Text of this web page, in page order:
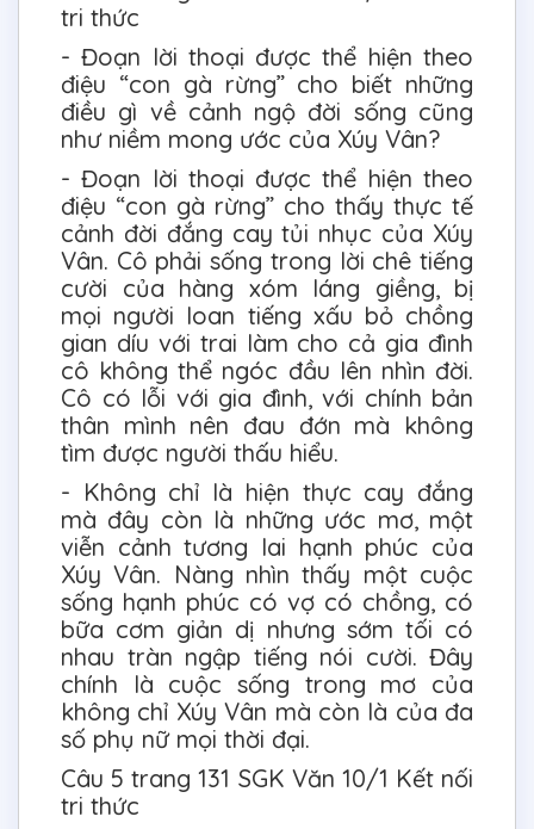
tri thức
- Đoạn lời thoại được thể hiện theo
điệu “con gà rừng” cho biết những
điều gì về cảnh ngộ đời sống cũng
như niềm mong ước của Xúy Vân?
- Đoạn lời thoại được thể hiện theo
điệu “con gà rừng” cho thấy thực tế
cảnh đời đắng cay tủi nhục của Xúy
Vân. Cô phải sống trong lời chê tiếng
cười của hàng xóm láng giềng, bị
mọi người loan tiếng xấu bỏ chồng
gian díu với trai làm cho cả gia đình
cô không thể ngóc đầu lên nhìn đời.
Cô có lỗi với gia đình, với chính bản
thân mình nên đau đớn mà không
tìm được người thấu hiểu.
- Không chỉ là hiện thực cay đắng
mà đây còn là những ước mơ, một
viễn cảnh tương lai hạnh phúc của
Xúy Vân. Nàng nhìn thấy một cuộc
sống hạnh phúc có vợ có chồng, có
bữa cơm giản dị nhưng sớm tối có
nhau tràn ngập tiếng nói cười. Đây
chính là cuộc sống trong mơ của
không chỉ Xúy Vân mà còn là của đa
số phụ nữ mọi thời đại.
Câu 5 trang 131 SGK Văn 10/1 Kết nối
tri thức